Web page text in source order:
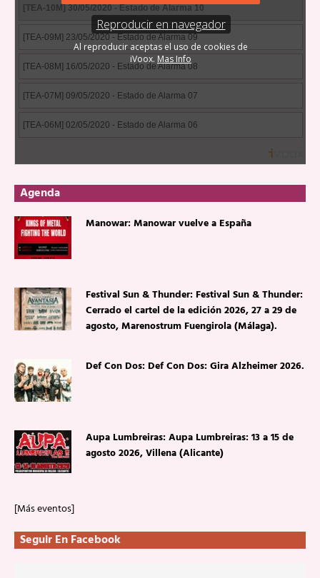
Agenda
Manowar: Manowar vuelve a España
Festival Sun & Thunder: Festival Sun & Thunder:
Cerrado el cartel de la edición 2026, 27 a 29 de
agosto, Marenostrum Fuengirola (Málaga).
Def Con Dos: Def Con Dos: Gira Alzheimer 2026.
Aupa Lumbreiras: Aupa Lumbreiras: 13 a 15 de
agosto 2026, Villena (Alicante)
[Más eventos]
Seguir En Facebook